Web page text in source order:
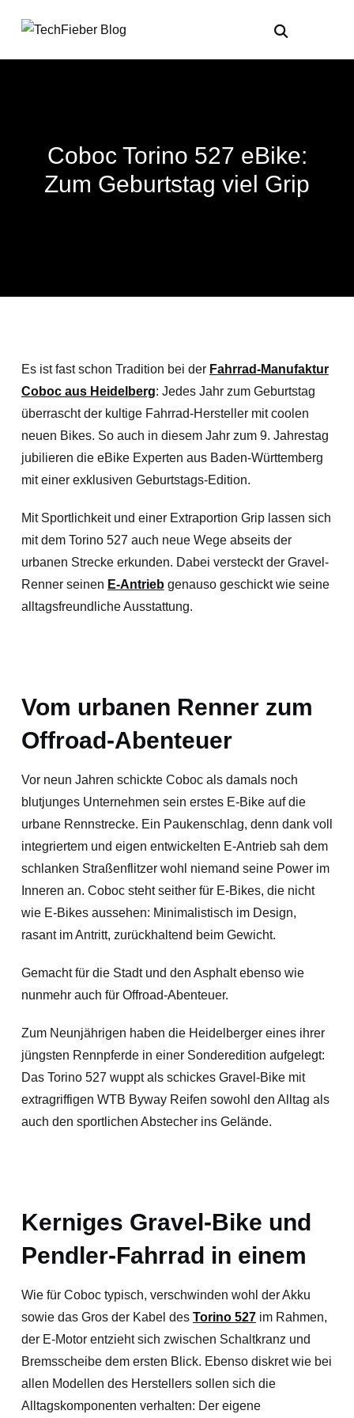
Coboc Torino 527 eBike:
Zum Geburtstag viel Grip
Es ist fast schon Tradition bei der Fahrrad-Manufaktur
Coboc aus Heidelberg: Jedes Jahr zum Geburtstag
überrascht der kultige Fahrrad-Hersteller mit coolen
neuen Bikes. So auch in diesem Jahr zum 9. Jahrestag
jubilieren die eBike Experten aus Baden-Württemberg
mit einer exklusiven Geburtstags-Edition.
Mit Sportlichkeit und einer Extraportion Grip lassen sich
mit dem Torino 527 auch neue Wege abseits der
urbanen Strecke erkunden. Dabei versteckt der Gravel-
Renner seinen E-Antrieb genauso geschickt wie seine
alltagsfreundliche Ausstattung.
Vom urbanen Renner zum
Offroad-Abenteuer
Vor neun Jahren schickte Coboc als damals noch
blutjunges Unternehmen sein erstes E-Bike auf die
urbane Rennstrecke. Ein Paukenschlag, denn dank voll
integriertem und eigen entwickelten E-Antrieb sah dem
schlanken Straßenflitzer wohl niemand seine Power im
Inneren an. Coboc steht seither für E-Bikes, die nicht
wie E-Bikes aussehen: Minimalistisch im Design,
rasant im Antritt, zurückhaltend beim Gewicht.
Gemacht für die Stadt und den Asphalt ebenso wie
nunmehr auch für Offroad-Abenteuer.
Zum Neunjährigen haben die Heidelberger eines ihrer
jüngsten Rennpferde in einer Sonderedition aufgelegt:
Das Torino 527 wuppt als schickes Gravel-Bike mit
extragriffigen WTB Byway Reifen sowohl den Alltag als
auch den sportlichen Abstecher ins Gelände.
Kerniges Gravel-Bike und
Pendler-Fahrrad in einem
Wie für Coboc typisch, verschwinden wohl der Akku
sowie das Gros der Kabel des Torino 527im Rahmen,
der E-Motor entzieht sich zwischen Schaltkranz und
Bremsscheibe dem ersten Blick. Ebenso diskret wie bei
allen Modellen des Herstellers sollen sich die
Alltagskomponenten verhalten: Der eigene